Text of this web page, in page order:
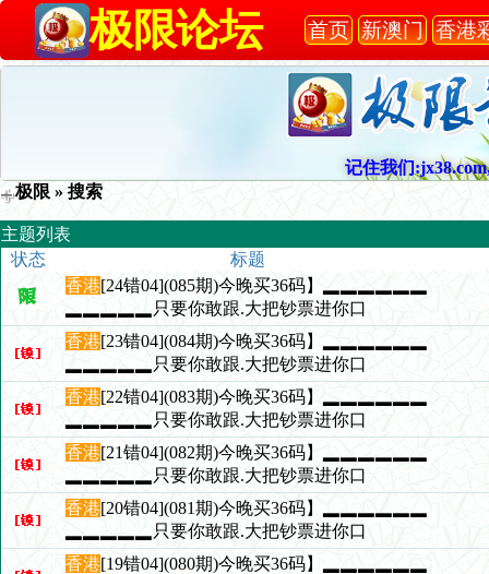
极限论坛 首页 新澳门 香港
记住我们
极限 » 搜索
主题列表
状态
标题
香港[24错04](085期)今晚买36码】▂▂▂▂▂▂
▂▂▂▂▂只要你敢跟.大把钞票进你口
香港[23错04](084期)今晚买36码】▂▂▂▂▂▂
▂▂▂▂▂只要你敢跟.大把钞票进你口
香港[22错04](083期)今晚买36码】▂▂▂▂▂▂
▂▂▂▂▂只要你敢跟.大把钞票进你口
香港[21错04](082期)今晚买36码】▂▂▂▂▂▂
▂▂▂▂▂只要你敢跟.大把钞票进你口
香港[20错04](081期)今晚买36码】▂▂▂▂▂▂
▂▂▂▂▂只要你敢跟.大把钞票进你口
香港[19错04](080期)今晚买36码】▂▂▂▂▂▂